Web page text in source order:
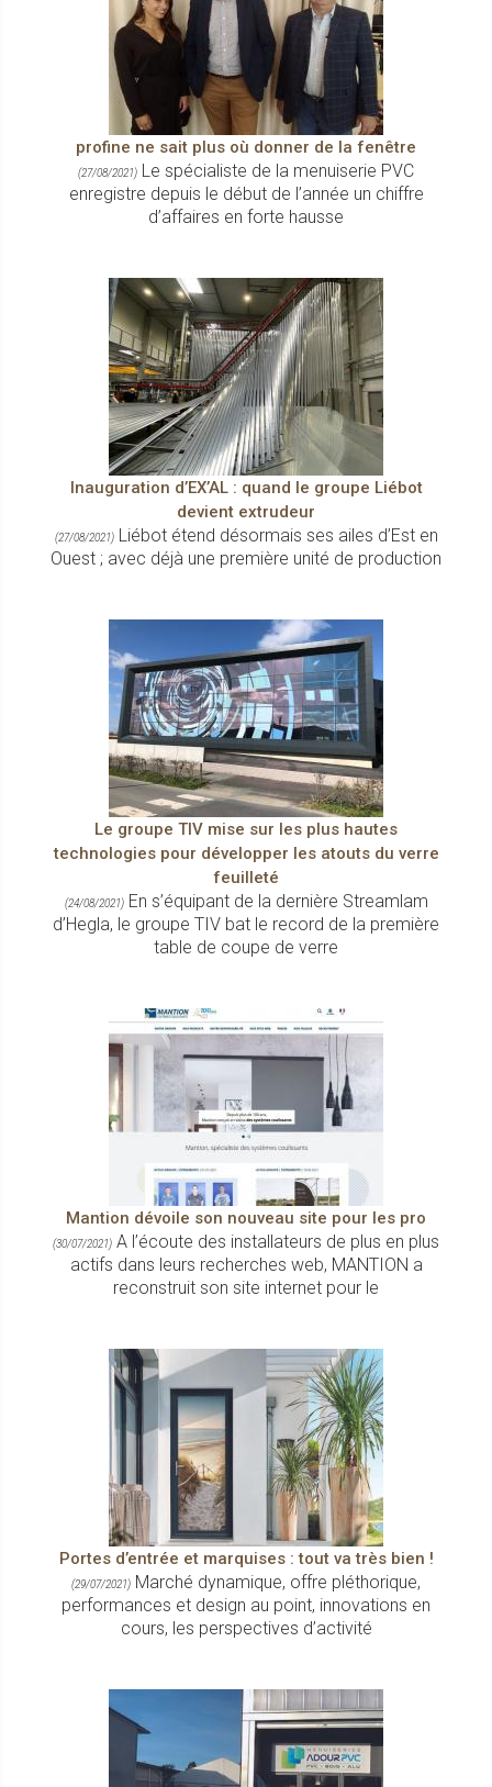
profine ne sait plus où donner de la fenêtre
(27/08/2021) Le spécialiste de la menuiserie PVC
enregistre depuis le début de l’année un chiffre
d’affaires en forte hausse
Inauguration d’EX’AL : quand le groupe Liébot
devient extrudeur
(27/08/2021)Liébot étend désormais ses ailes d’Est en
Ouest ; avec déjà une première unité de production
Le groupe TIV mise sur les plus hautes
technologies pour développer les atouts du verre
feuilleté
(24/08/2021)En s’équipant de la dernière Streamlam
d’Hegla, le groupe TIV bat le record de la première
table de coupe de verre
Mantion dévoile son nouveau site pour les pro
(30/07/2021) A l’écoute des installateurs de plus en plus
actifs dans leurs recherches web, MANTION a
reconstruit son site internet pour le
Portes d’entrée et marquises : tout va très bien !
(29/07/2021) Marché dynamique, offre pléthorique,
performances et design au point, innovations en
cours, les perspectives d’activité